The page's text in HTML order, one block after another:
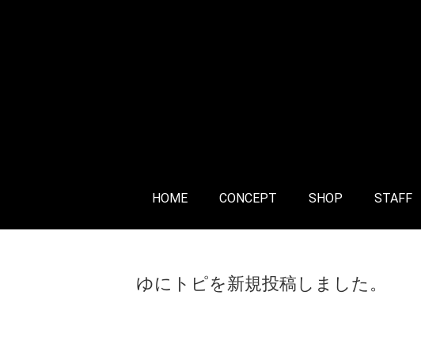
HOME CONCEPT SHOP STAFF
ゆにトピを新規投稿しました。